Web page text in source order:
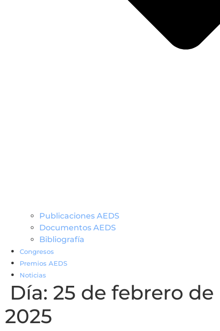
Publicaciones AEDS
Documentos AEDS
Bibliografía
Congresos
Premios AEDS
Noticias
Día: 25 de febrero de
2025